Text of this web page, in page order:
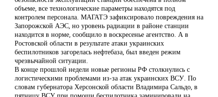
объеме, все технологические параметры находятся под
контролем персонала. МАГАТЭ зафиксировало повреждения на
Запорожской АЭС, но уровень радиации в районе станции
находится в норме, сообщило в воскресенье агентство. А в
Ростовской области в результате атаки украинских
беспилотников загорелась нефтебаза, был введен режим
чрезвычайной ситуации.
В конце прошлой недели новые регионы РФ столкнулись с
логистическими проблемами из-за атак украинских ВСУ. По
словам губернатора Херсонской области Владимира Сальдо, в